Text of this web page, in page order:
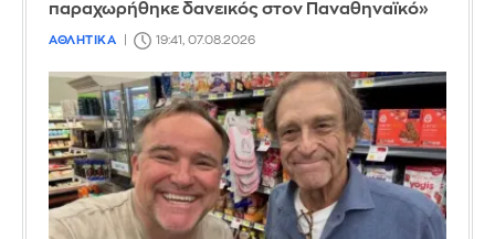
παραχωρήθηκε δανεικός στον Παναθηναϊκό»
ΑΘΛΗΤΙΚΑ 19:41, 07.08.2026